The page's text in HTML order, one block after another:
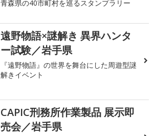
青森県の40市町村を巡るスタンプラリー
遠野物語×謎解き 異界ハンタ
ー試験／岩手県
『遠野物語』の世界を舞台にした周遊型謎
解きイベント
CAPIC刑務所作業製品 展示即
売会／岩手県